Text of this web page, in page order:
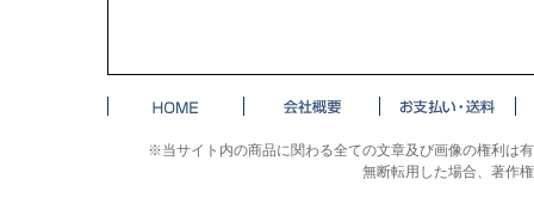
※当サイト内の商品に関わる全ての文章及び画像の権利は
無断転用した場合、著作